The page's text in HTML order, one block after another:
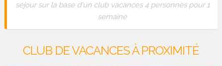
séjour sur la base d'un club vacances 4 personnes pour 1
semaine
CLUB DE VACANCES À PROXIMITÉ